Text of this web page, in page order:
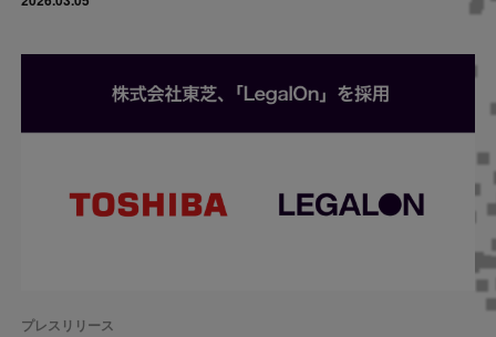
プレスリリース